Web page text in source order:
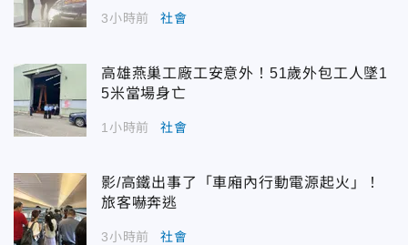
3小時前 社會
高雄燕巢工廠工安意外！51歲外包工人墜1
5米當場身亡
1小時前 社會
影/高鐵出事了「車廂內行動電源起火」！
旅客嚇奔逃
3小時前 社會